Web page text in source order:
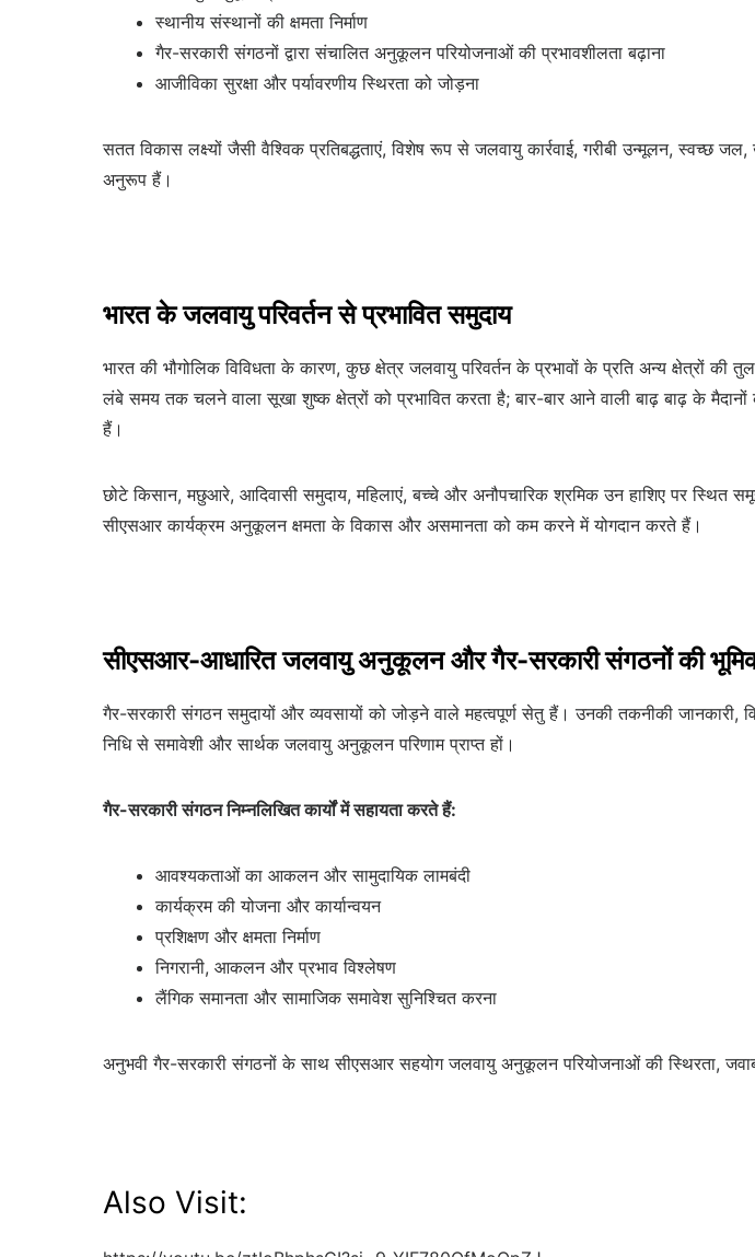
स्थानीय संस्थानों की क्षमता निर्माण
गैर-सरकारी संगठनों द्वारा संचालित अनुकूलन परियोजनाओं की प्रभावशीलता बढ़ाना
आजीविका सुरक्षा और पर्यावरणीय स्थिरता को जोड़ना
सतत विकास लक्ष्यों जैसी वैश्विक प्रतिबद्धताएं, विशेष रूप से जलवायु कार्रवाई, गरीबी उन्मूलन,
अनुरूप हैं।
भारत के जलवायु परिवर्तन से प्रभावित समुदाय
भारत की भौगोलिक विविधता के कारण, कुछ क्षेत्र जलवायु परिवर्तन के प्रभावों के प्रति अन्य क्षेत्रों
लंबे समय तक चलने वाला सूखा शुष्क क्षेत्रों को प्रभावित करता है; बार-बार आने वाली बाढ़ बाढ़ के
हैं।
छोटे किसान, मछुआरे, आदिवासी समुदाय, महिलाएं, बच्चे और अनौपचारिक श्रमिक उन हाशिए पर स्थित
सीएसआर कार्यक्रम अनुकूलन क्षमता के विकास और असमानता को कम करने में योगदान करते हैं।
सीएसआर-आधारित जलवायु अनुकूलन और गैर-सरकारी संगठनों की
गैर-सरकारी संगठन समुदायों और व्यवसायों को जोड़ने वाले महत्वपूर्ण सेतु हैं। उनकी तकनीकी जानकारी,
निधि से समावेशी और सार्थक जलवायु अनुकूलन परिणाम प्राप्त हों।
गैर-सरकारी संगठन निम्नलिखित कार्यों में सहायता करते हैं:
आवश्यकताओं का आकलन और सामुदायिक लामबंदी
कार्यक्रम की योजना और कार्यान्वयन
प्रशिक्षण और क्षमता निर्माण
निगरानी, ​​आकलन और प्रभाव विश्लेषण
लैंगिक समानता और सामाजिक समावेश सुनिश्चित करना
अनुभवी गैर-सरकारी संगठनों के साथ सीएसआर सहयोग जलवायु अनुकूलन परियोजनाओं की स्थिरता,
Also Visit: